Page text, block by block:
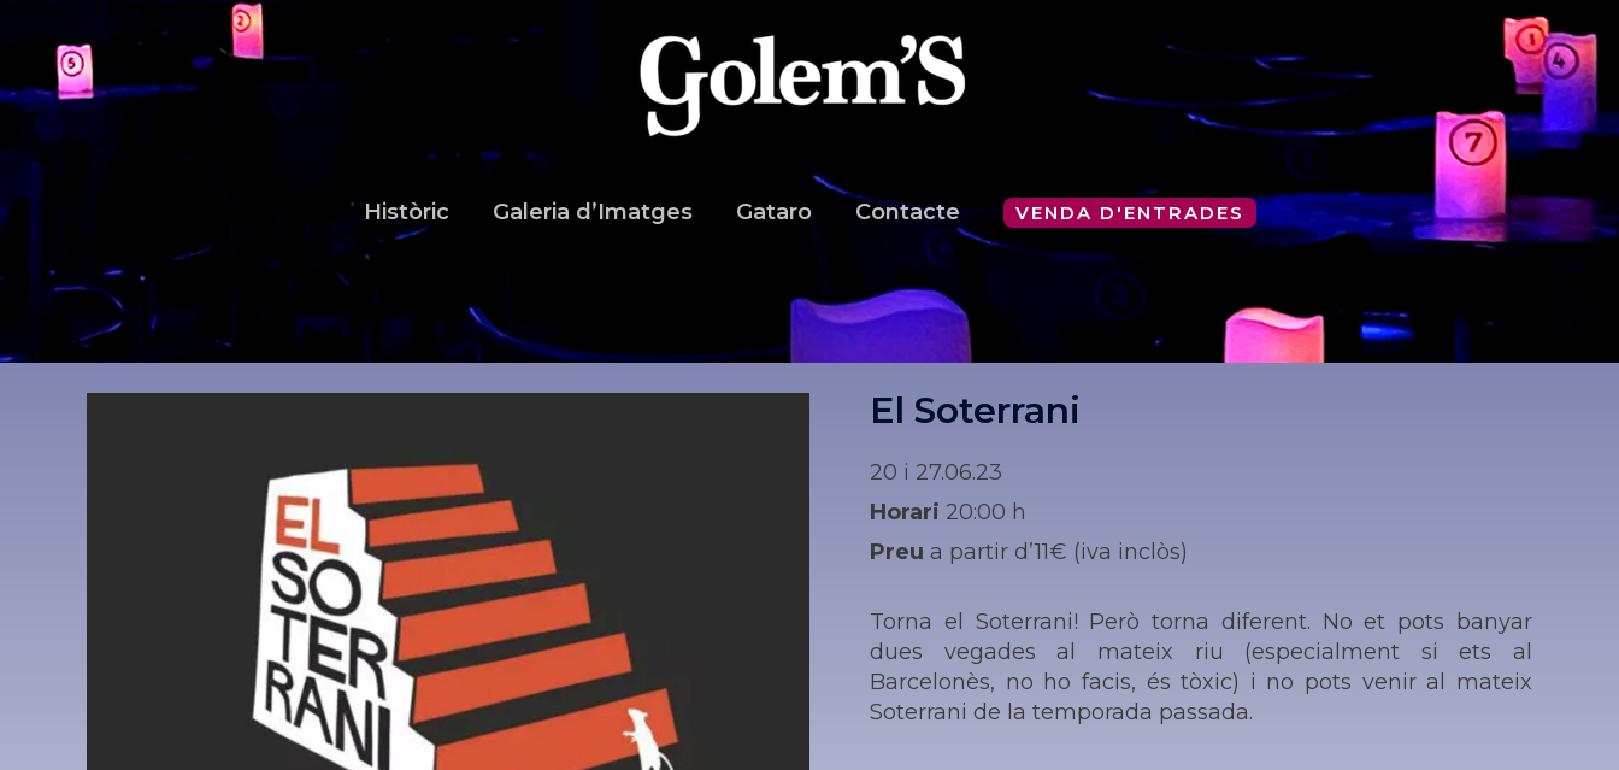
Històric Galeria d’Imatges Gataro Contacte VENDA D'ENTRADES
El Soterrani
20 i 27.06.23
Horari 20:00 h
Preu a partir d’11€ (iva inclòs)
Torna el Soterrani! Però torna diferent. No et pots banyar
dues vegades al mateix riu (especialment si ets al
Barcelonès, no ho facis, és tòxic) i no pots venir al mateix
Soterrani de la temporada passada.